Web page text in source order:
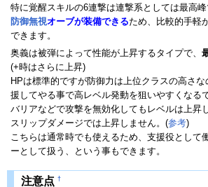
特に覚醒スキルの6連撃は連撃系としては最高
防御無視オーブが装備できるため、比較的手軽
できます。
奥義は被弾によって性能が上昇するタイプで、
(+時はさらに上昇)
HPは標準的ですが防御力は上位クラスの高さ
援してやる事で高レベル発動を狙いやすくなる
バリアなどで攻撃を無効化してもレベルは上昇
スリップダメージでは上昇しません。(参考)
こちらは通常時でも使えるため、支援役として
ーとして扱う、という事もできます。
注意点 †